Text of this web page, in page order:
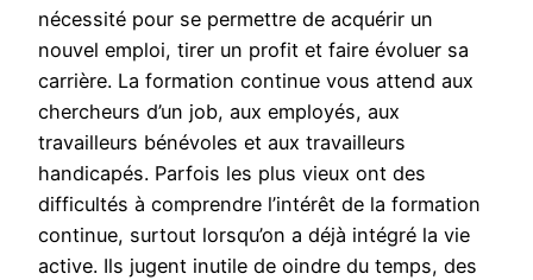
nécessité pour se permettre de acquérir un
nouvel emploi, tirer un profit et faire évoluer sa
carrière. La formation continue vous attend aux
chercheurs d’un job, aux employés, aux
travailleurs bénévoles et aux travailleurs
handicapés. Parfois les plus vieux ont des
difficultés à comprendre l’intérêt de la formation
continue, surtout lorsqu’on a déjà intégré la vie
active. Ils jugent inutile de oindre du temps, des